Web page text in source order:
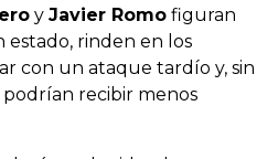
y Javier Romo figuran
rinden en los
con un ataque tardío y, sin
recibir menos